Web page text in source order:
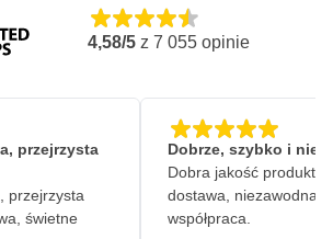
zapewnia wysoką siłę krycia
z technologią HPHC
może być pokryta lakierem bezbarwnym
4,58/5 z 7 055 opinie
przejrzysta
przejrzysta
świetne
Dobrze, szybko i
Dobra jakość
dostawa, niezawodna
współpraca.